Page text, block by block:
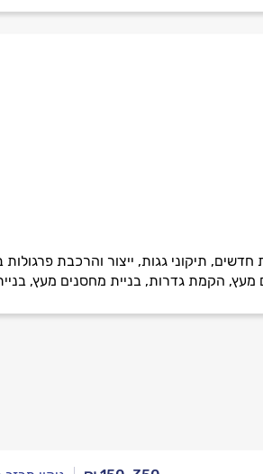
תיקוני גגות, ייצור והרכבת
הקמת גדרות, בניית מחסנים מעץ,